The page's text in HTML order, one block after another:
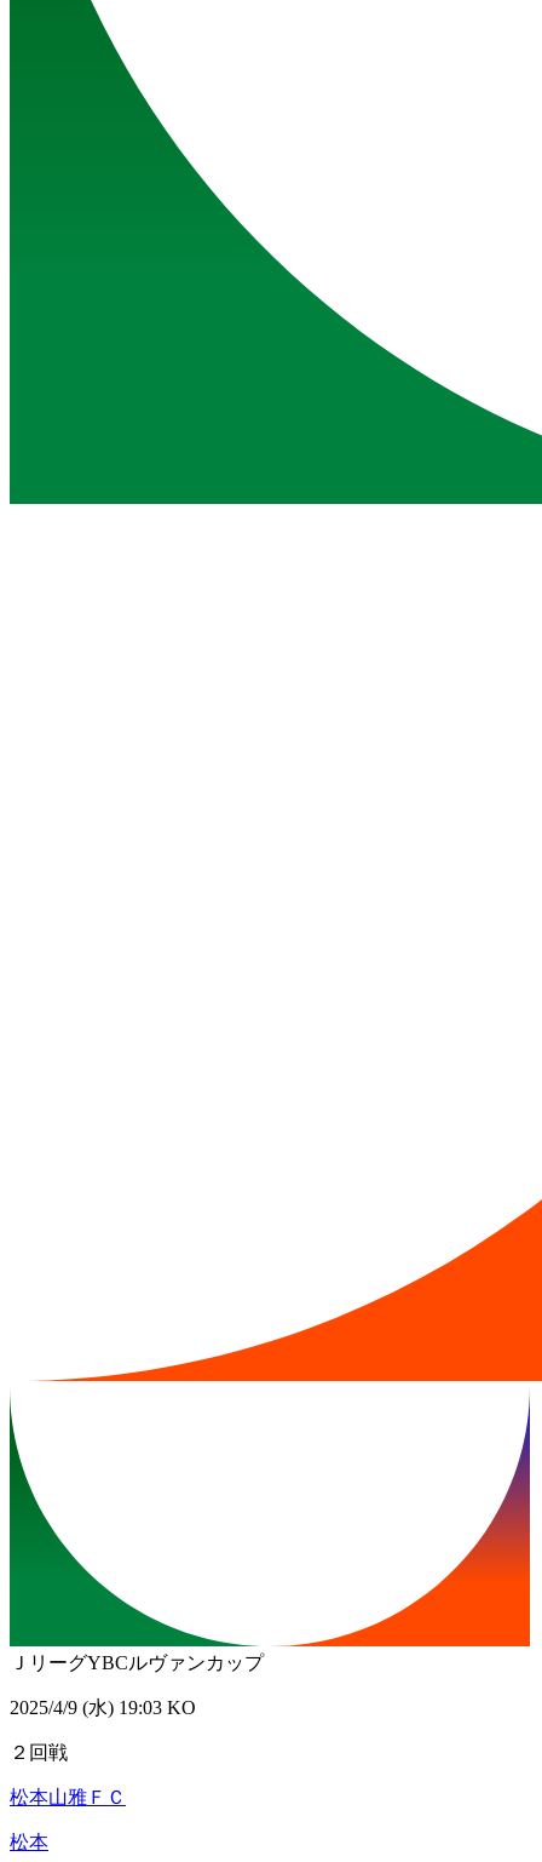
ＪリーグYBCルヴァンカップ
2025/4/9 (水) 19:03 KO
２回戦
松本山雅ＦＣ
松本